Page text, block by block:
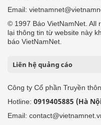
Email:
© 1997 Báo VietNamNet. All
lại thông tin từ website này
báo VietNamNet.
Liên hệ quảng cáo
Công ty Cổ phần Truyền
Hotline: 0919405885 (Hà
Email: